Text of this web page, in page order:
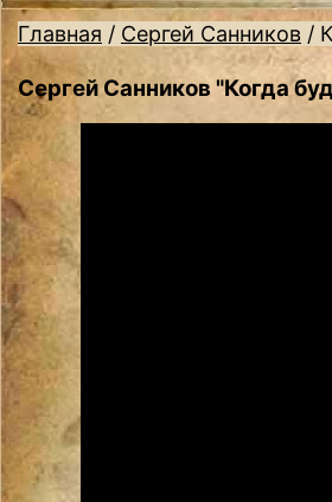
Главная / Сергей Санников /
Сергей Санников "Когда